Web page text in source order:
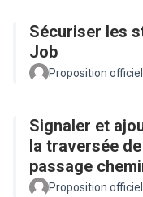
Sécuriser les
Job
Proposition
Signaler et
la traversée
passage
Proposition